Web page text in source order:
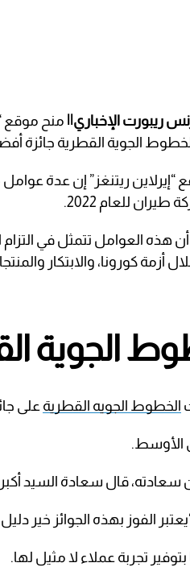
ريبورت الإخباري|| منح موقع
الجوية القطرية جائزة
“إيرلاين ريتنغز” إن عدة
للعام 2022.
هذه العوامل تتمثل في التزام
أزمة كورونا، والابتكار
الجوية
الخطوط الجويه القطرية على
الأوسط.
سعادته، قال سعادة السيد
الفوز بهذه الجوائز خير
بتوفير تجربة عملاء لا مثيل لها.